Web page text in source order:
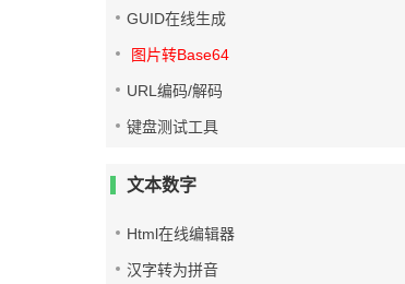
GUID在线生成
图片转Base64
URL编码/解码
键盘测试工具
文本数字
Html在线编辑器
汉字转为拼音